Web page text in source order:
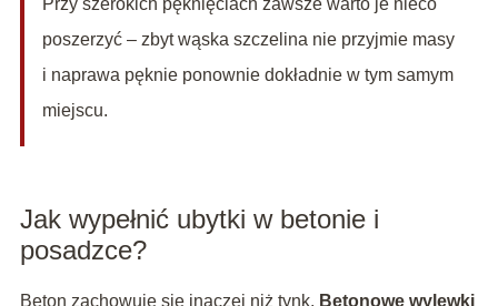
Przy szerokich pęknięciach zawsze warto je nieco
poszerzyć – zbyt wąska szczelina nie przyjmie masy
i naprawa pęknie ponownie dokładnie w tym samym
miejscu.
Jak wypełnić ubytki w betonie i
posadzce?
Beton zachowuje się inaczej niż tynk. Betonowe wylewki